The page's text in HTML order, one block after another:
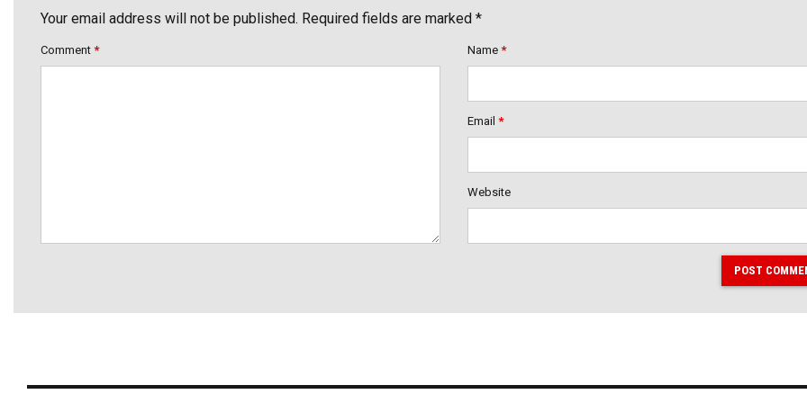
Your email address will not be published. Required fields are marked *
Comment * Name *
Email *
Website
POST